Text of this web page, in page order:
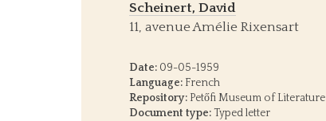
Scheinert, David
11, avenue Amélie Rixensart
Date: 09-05-1959
Language: French
Repository: Petőfi Museum of Literature
Document type: Typed letter